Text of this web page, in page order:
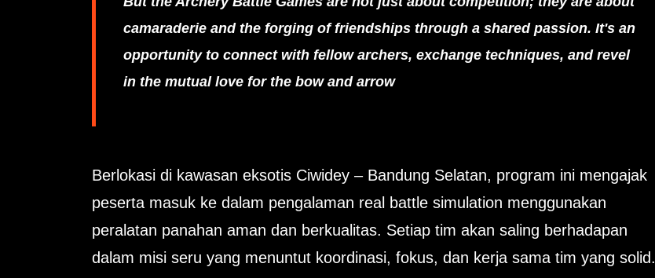
camaraderie and the forging of friendships through a shared passion. It's an
opportunity to connect with fellow archers, exchange techniques, and revel
in the mutual love for the bow and arrow
Berlokasi di kawasan eksotis Ciwidey – Bandung Selatan, program ini mengajak
peserta masuk ke dalam pengalaman real battle simulation menggunakan
peralatan panahan aman dan berkualitas. Setiap tim akan saling berhadapan
dalam misi seru yang menuntut koordinasi, fokus, dan kerja sama tim yang solid.